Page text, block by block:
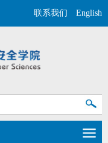
联系我们 English